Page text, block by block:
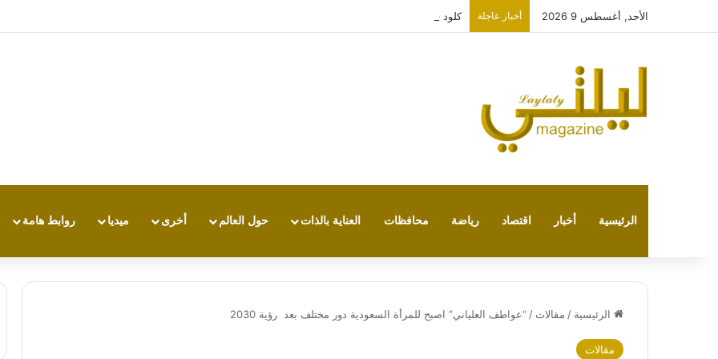
الأحد, أغسطس 9 2026 أخبار عاجلة كلود في مواجهة تشات جي بي تي.. أي مساعد ذكاء اصطناعي يناسبك أكثر؟
الرئيسية أخبار اقتصاد رياضة محافظات العناية بالذات حول العالم أخرى ميديا روابط هامة
الرئيسية / مقالات / “عواطف العلياني” اصبح للمرأة السعودية دور مختلف بعد رؤية 2030
مقالات